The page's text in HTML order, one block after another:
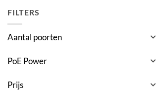
FILTERS
Aantal poorten
PoE Power
Prijs